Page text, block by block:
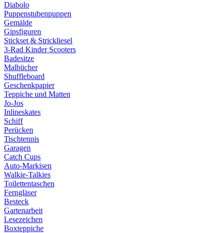
Diabolo
Puppenstubenpuppen
Gemälde
Gipsfiguren
Stickset & Strickliesel
3-Rad Kinder Scooters
Badesitze
Malbücher
Shuffleboard
Geschenkpapier
Teppiche und Matten
Jo-Jos
Inlineskates
Schiff
Perücken
Tischtennis
Garagen
Catch Cups
Auto-Markisen
Walkie-Talkies
Toilettentaschen
Ferngläser
Besteck
Gartenarbeit
Lesezeichen
Boxteppiche